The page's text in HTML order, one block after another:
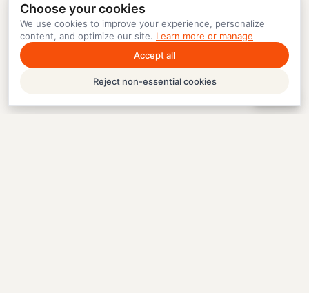
Choose your cookies
We use cookies to improve your experience, personalize
content, and optimize our site. Learn more or manage
Accept all
Reject non-essential cookies